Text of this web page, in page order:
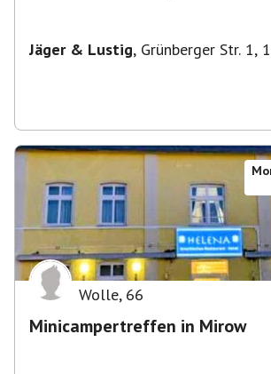
Jäger & Lustig, Grünberger Str. 1,
Wolle, 66
Minicampertreffen in Mirow